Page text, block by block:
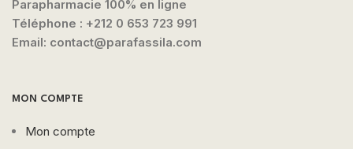
Parapharmacie 100% en ligne
Téléphone : +212 0 653 723 991
Email: contact@parafassila.com
MON COMPTE
Mon compte